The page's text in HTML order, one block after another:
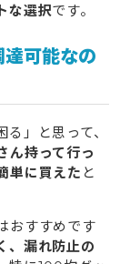
な選択です。
可能なの
」と思って、
ん持って行っ
単に買えた と
おすすめです
、漏れ防止の